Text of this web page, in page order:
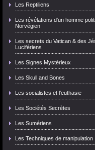
Les Reptiliens
Les révélations d'un homme
Norvégien
Les secrets du Vatican & des
Lucifériens
Les Signes Mystérieux
Les Skull and Bones
Les socialistes et l'euthasie
Les Sociétés Secrètes
Les Sumériens
Les Techniques de manipulation